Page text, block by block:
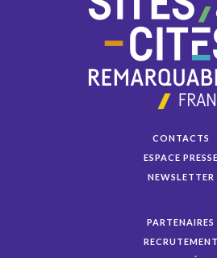
CONTACTS
ESPACE PRESSE
NEWSLETTER
PARTENAIRES
RECRUTEMENT